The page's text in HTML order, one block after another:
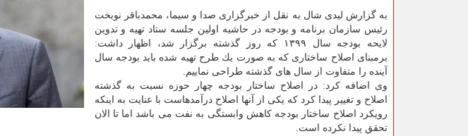
به گزارش لیدی شال به نقل از خبرگزاری صدا و سیما، محمدباقر نوبخت
رئیس سازمان برنامه و بودجه در حاشیه اولین جلسه ستاد تهیه و تدوین
لایحه بودجه سال ۱۳۹۹ كه روز گذشته برگزار شد، اظهار داشت:
برمبنای اصلاح ساختاری كه به صورت یك طرح تهیه شده باید بودجه سال
آینده را متفاوت از سال های گذشته طراحی نماییم.
وی اضافه كرد: در اصلاح ساختار بودجه چهار حوزه نسبت به گذشته
اصلاح و تغییر پیدا كرد كه یكی از آنها اصلاح درآمدهاست با عنایت به اینكه
رویكرد اصلاح ساختار بودجه كاهش وابستگی به نفت می باشد اما تا الان
تحقق پیدا نكرده است.